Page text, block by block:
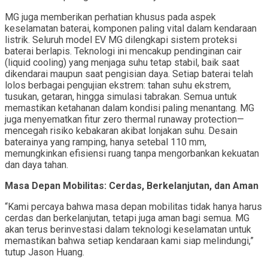
MG juga memberikan perhatian khusus pada aspek
keselamatan baterai, komponen paling vital dalam kendaraan
listrik. Seluruh model EV MG dilengkapi sistem proteksi
baterai berlapis. Teknologi ini mencakup pendinginan cair
(liquid cooling) yang menjaga suhu tetap stabil, baik saat
dikendarai maupun saat pengisian daya. Setiap baterai telah
lolos berbagai pengujian ekstrem: tahan suhu ekstrem,
tusukan, getaran, hingga simulasi tabrakan. Semua untuk
memastikan ketahanan dalam kondisi paling menantang. MG
juga menyematkan fitur zero thermal runaway protection—
mencegah risiko kebakaran akibat lonjakan suhu. Desain
baterainya yang ramping, hanya setebal 110 mm,
memungkinkan efisiensi ruang tanpa mengorbankan kekuatan
dan daya tahan.
Masa Depan Mobilitas: Cerdas, Berkelanjutan, dan Aman
“Kami percaya bahwa masa depan mobilitas tidak hanya harus
cerdas dan berkelanjutan, tetapi juga aman bagi semua. MG
akan terus berinvestasi dalam teknologi keselamatan untuk
memastikan bahwa setiap kendaraan kami siap melindungi,”
tutup Jason Huang.